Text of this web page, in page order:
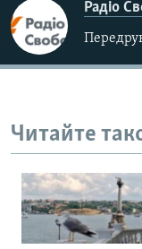
Радіо
Читайте